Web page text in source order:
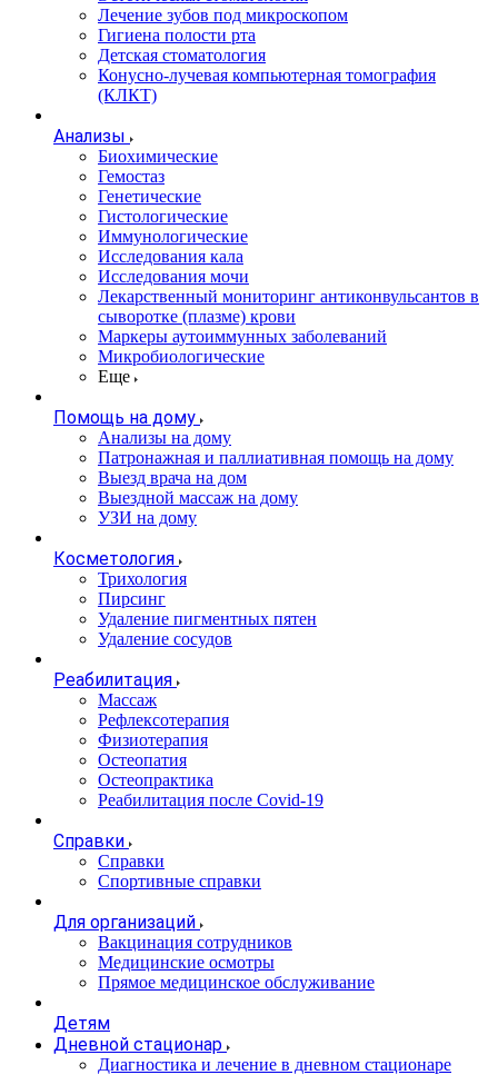
Лечение зубов под микроскопом
Гигиена полости рта
Детская стоматология
Конусно-лучевая компьютерная томография
(КЛКТ)
Анализы
Биохимические
Гемостаз
Генетические
Гистологические
Иммунологические
Исследования кала
Исследования мочи
Лекарственный мониторинг антиконвульсантов в
сыворотке (плазме) крови
Маркеры аутоиммунных заболеваний
Микробиологические
Еще
Помощь на дому
Анализы на дому
Патронажная и паллиативная помощь на дому
Выезд врача на дом
Выездной массаж на дому
УЗИ на дому
Косметология
Трихология
Пирсинг
Удаление пигментных пятен
Удаление сосудов
Реабилитация
Массаж
Рефлексотерапия
Физиотерапия
Остеопатия
Остеопрактика
Реабилитация после Covid-19
Справки
Справки
Спортивные справки
Для организаций
Вакцинация сотрудников
Медицинские осмотры
Прямое медицинское обслуживание
Детям
Дневной стационар
Диагностика и лечение в дневном стационаре